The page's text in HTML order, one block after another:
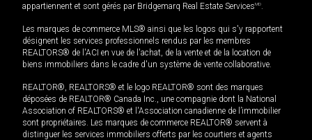
appartiennent et sont gérés par Bridgemarq Real Estate ServicesMD.
Les marques de commerce MLS® ainsi que les logos qui s'y rapportent
désignent les services professionnels rendus par les membres
REALTORS® de l'ACI en vue de l'achat, de la vente et de la location de
biens immobiliers dans le cadre d'un système de vente collaborative.
REALTOR®, REALTORS® et le logo REALTOR® sont des marques
déposées de REALTOR® Canada Inc., une compagnie dont la National
Association of REALTORS® et l'Association canadienne de l’immobilier
sont propriétaires. Les marques de commerce REALTOR® servent à
distinguer les services immobiliers offerts par les courtiers et agents